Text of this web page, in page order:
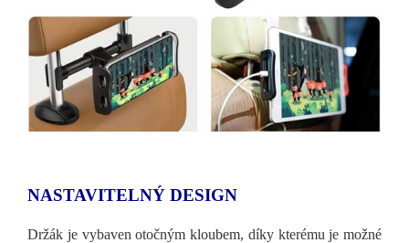
NASTAVITELNÝ DESIGN
Držák je vybaven otočným kloubem, díky kterému je možné